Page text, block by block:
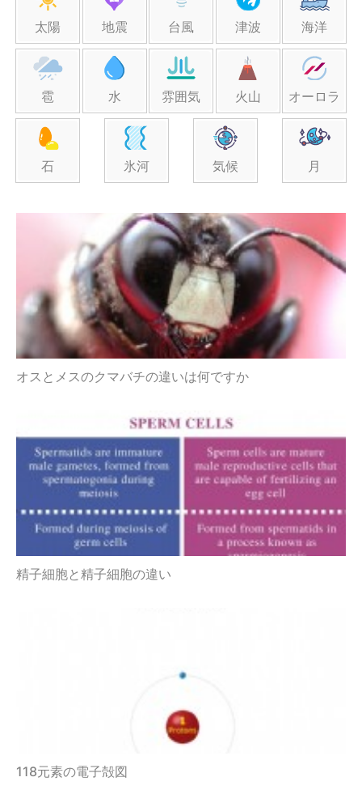
太陽 地震 台風 津波 海洋
雹 水 雰囲気 火山 オーロラ
石 氷河 気候 月
オスとメスのクマバチの違いは何ですか
精子細胞と精子細胞の違い
118元素の電子殻図